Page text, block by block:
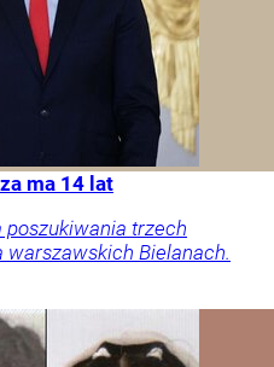
ma 14 lat
poszukiwania trzech
warszawskich Bielanach.